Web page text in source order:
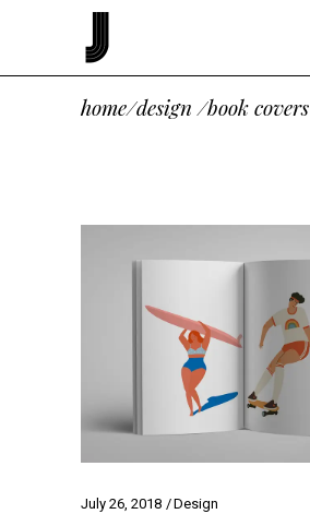
home/design /book covers
July 26, 2018 Design